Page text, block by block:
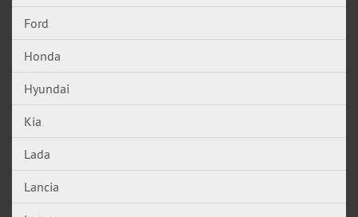
Ford
Honda
Hyundai
Kia
Lada
Lancia